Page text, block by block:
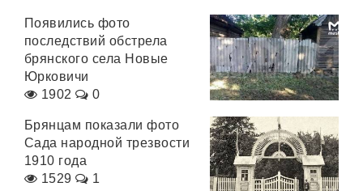
Появились фото
последствий обстрела
брянского села Новые
Юрковичи
1902
0
Брянцам показали фото
Сада народной трезвости
1910 года
1529
1